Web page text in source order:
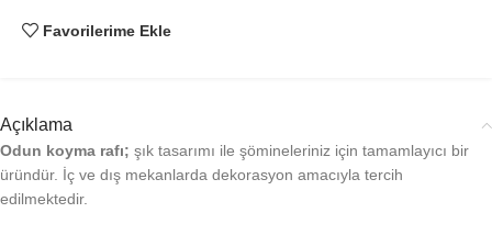
Favorilerime Ekle
Açıklama
Odun koyma rafı; şık tasarımı ile şömineleriniz için tamamlayıcı bir
üründür. İç ve dış mekanlarda dekorasyon amacıyla tercih
edilmektedir.